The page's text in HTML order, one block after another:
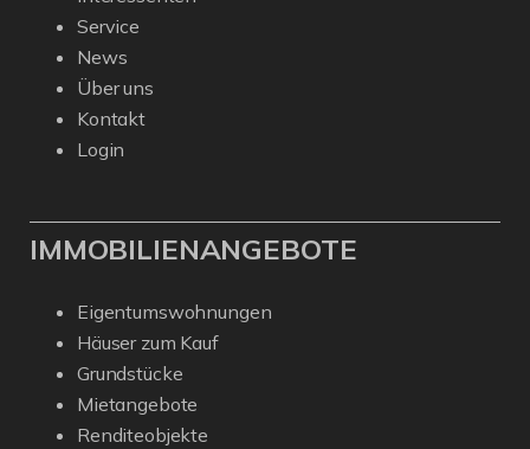
Service
News
Über uns
Kontakt
Login
IMMOBILIENANGEBOTE
Eigentumswohnungen
Häuser zum Kauf
Grundstücke
Mietangebote
Renditeobjekte